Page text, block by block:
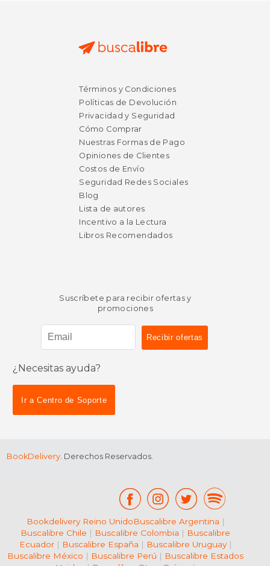
Términos y Condiciones
Políticas de Devolución
Privacidad y Seguridad
Cómo Comprar
Nuestras Formas de Pago
Opiniones de Clientes
Costos de Envío
Seguridad Redes Sociales
Blog
Lista de autores
Incentivo a la Lectura
Libros Recomendados
Suscríbete para recibir ofertas y
promociones
¿Necesitas ayuda?
Ir a Centro de Soporte
BookDelivery. Derechos Reservados.
Bookdelivery Reino UnidoBuscalibre Argentina |
Buscalibre Chile | Buscalibre Colombia | Buscalibre
Ecuador| Buscalibre España | Buscalibre Uruguay|
Buscalibre México | Buscalibre Perú | Buscalibre Estados